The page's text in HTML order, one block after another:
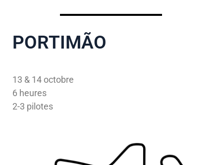
PORTIMÃO
13 & 14 octobre
6 heures
2-3 pilotes